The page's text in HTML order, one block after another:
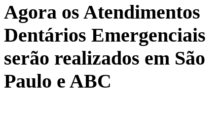
Agora os Atendimentos
Dentários Emergenciais
serão realizados em São
Paulo e ABC